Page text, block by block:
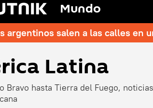
Mundo
argentinos salen a las calles en
Latina
Bravo hasta Tierra del Fuego,